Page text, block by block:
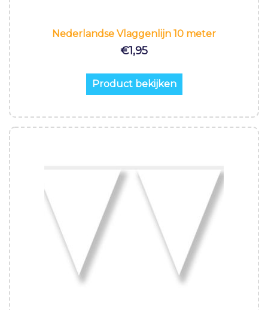
Nederlandse Vlaggenlijn 10 meter
€1,95
Product bekijken